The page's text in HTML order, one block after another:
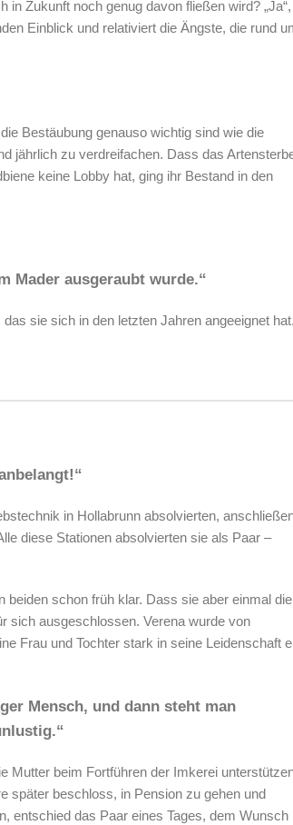
Zukunft noch genug davon fließen wird? „Ja“,
Einblick und relativiert die Ängste, die rund
Bestäubung genauso wichtig sind wie die
jährlich zu verdreifachen. Dass das
keine Lobby hat, ging ihr Bestand in den
Mader ausgeraubt wurde.“
sie sich in den letzten Jahren angeeignet
in Hollabrunn absolvierten,
diese Stationen absolvierten sie als Paar –
beiden schon früh klar. Dass sie aber einmal die
sich ausgeschlossen. Verena wurde von
Frau und Tochter stark in seine Leidenschaft
Mensch, und dann steht man
Mutter beim Fortführen der Imkerei
später beschloss, in Pension zu gehen und
entschied das Paar eines Tages, dem Wunsch